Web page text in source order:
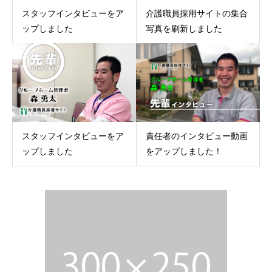
スタッフインタビューをア
ップしました
介護職員採用サイトの集合
写真を刷新しました
スタッフインタビューをア
ップしました
責任者のインタビュー動画
をアップしました！